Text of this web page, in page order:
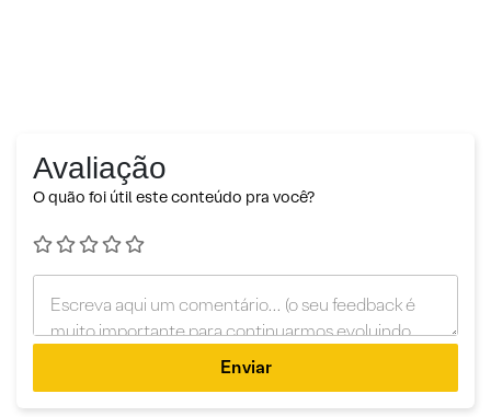
Avaliação
O quão foi útil este conteúdo pra você?
Enviar